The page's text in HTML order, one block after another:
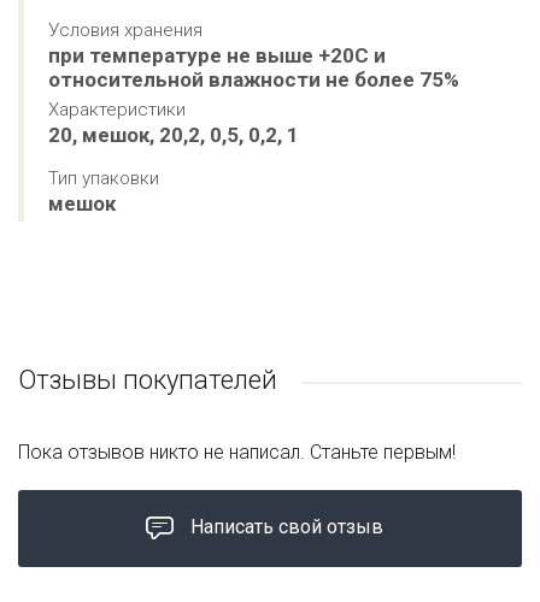
Условия хранения
при температуре не выше +20С и
относительной влажности не более 75%
Характеристики
20, мешок, 20,2, 0,5, 0,2, 1
Тип упаковки
мешок
Отзывы покупателей
Написать свой отзыв
Пока отзывов никто не написал. Станьте первым!